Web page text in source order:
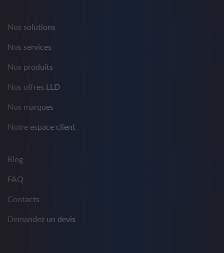
Nos solutions
Nos services
Nos produits
Nos offres LLD
Nos marques
Notre espace client
Blog
FAQ
Contacts
Demandez un devis